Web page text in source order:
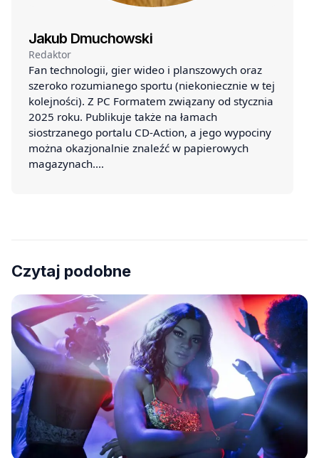
Jakub Dmuchowski
Redaktor
Fan technologii, gier wideo i planszowych oraz
szeroko rozumianego sportu (niekoniecznie w tej
kolejności). Z PC Formatem związany od stycznia
2025 roku. Publikuje także na łamach
siostrzanego portalu CD-Action, a jego wypociny
można okazjonalnie znaleźć w papierowych
magazynach.…
Czytaj podobne